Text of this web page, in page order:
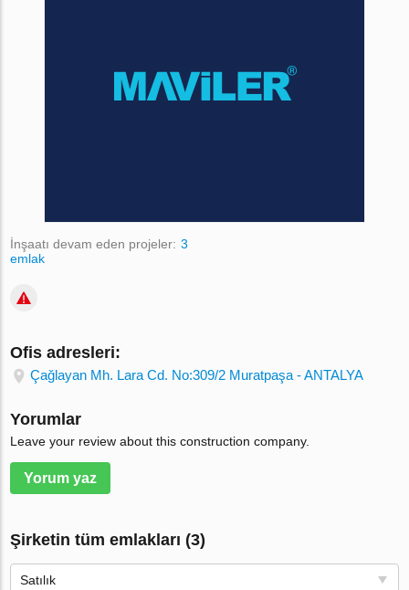
İnşaatı devam eden projeler: 3
emlak
Ofis adresleri:
Çağlayan Mh. Lara Cd. No:309/2 Muratpaşa - ANTALYA
Yorumlar
Leave your review about this construction company.
Yorum yaz
Şirketin tüm emlakları (3)
Satılık